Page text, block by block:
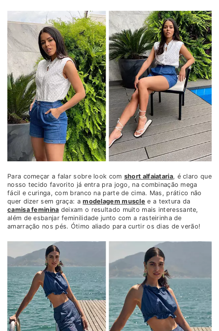
Para começar a falar sobre look com short alfaiataria, é claro que
nosso tecido favorito já entra pra jogo, na combinação mega
fácil e curinga, com branco na parte de cima. Mas, prático não
quer dizer sem graça: amodelagem muscle e a textura da
camisa feminina deixam o resultado muito mais interessante,
além de esbanjar feminilidade junto com a rasteirinha de
amarração nos pés. Ótimo aliado para curtir os dias de verão!